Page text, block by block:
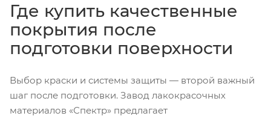
Где купить качественные
покрытия после
подготовки поверхности
Выбор краски и системы защиты — второй важный
шаг после подготовки. Завод лакокрасочных
материалов «Спектр» предлагает